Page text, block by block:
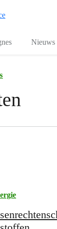
Nieuws